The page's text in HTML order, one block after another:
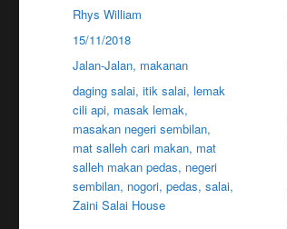
Author
Rhys William
Posted
on
15/11/2018
Categories
Jalan-Jalan, makanan
Tags
daging salai,itik salai,lemak
cili api, masak lemak,
masakan negeri sembilan,
mat salleh cari makan, mat
salleh makan pedas, negeri
sembilan, nogori,pedas,salai,
Zaini Salai House